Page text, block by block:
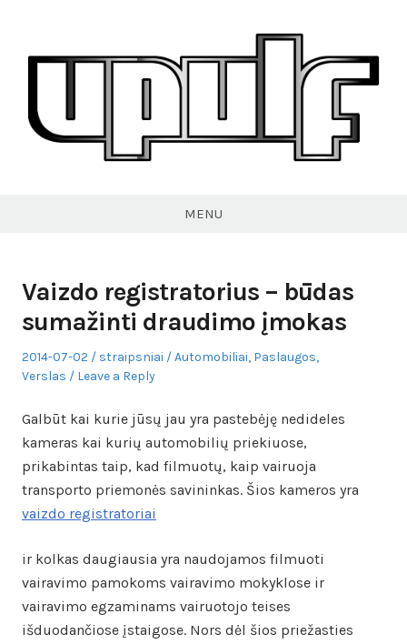
content
MENU
Vaizdo registratorius – būdas
sumažinti draudimo įmokas
Posted
on
2014-07-02 Author
straipsniai
Posted
Automobiliai, Paslaugos,
Verslas
Leave a Reply
Galbūt kai kurie jūsų jau yra pastebėję nedideles
kameras kai kurių automobilių priekiuose,
prikabintas taip, kad filmuotų, kaip vairuoja
transporto priemonės savininkas. Šios kameros yra
vaizdo registratoriai
ir kolkas daugiausia yra naudojamos filmuoti
vairavimo pamokoms vairavimo mokyklose ir
vairavimo egzaminams vairuotojo teises
išduodančiose įstaigose. Nors dėl šios priežasties